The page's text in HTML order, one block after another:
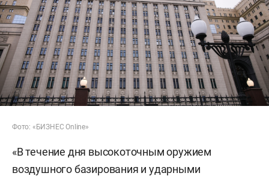
Фото: «БИЗНЕС Online»
«В течение дня высокоточным оружием
воздушного базирования и ударными